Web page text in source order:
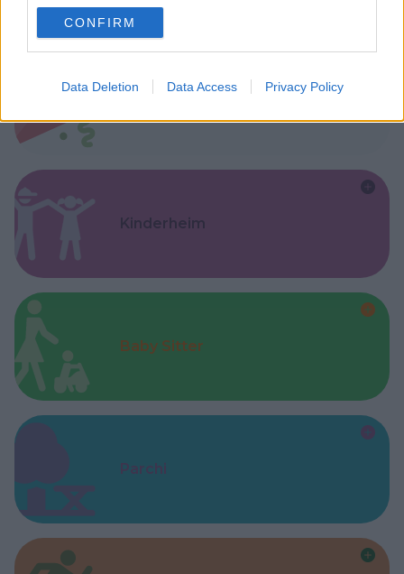
use your data for below specified purposes in below Google
consent section.
CONFIRM
Data Deletion Data Access Privacy Policy
Kinderheim
Baby Sitter
Parchi